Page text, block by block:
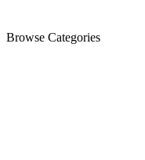
Browse Categories